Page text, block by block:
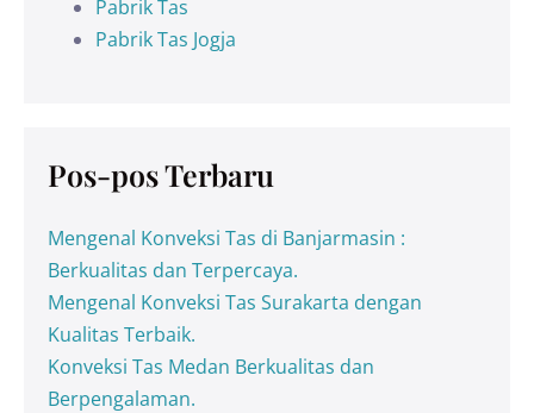
Pabrik Tas
Pabrik Tas Jogja
Pos-pos Terbaru
Mengenal Konveksi Tas di Banjarmasin :
Berkualitas dan Terpercaya.
Mengenal Konveksi Tas Surakarta dengan
Kualitas Terbaik.
Konveksi Tas Medan Berkualitas dan
Berpengalaman.